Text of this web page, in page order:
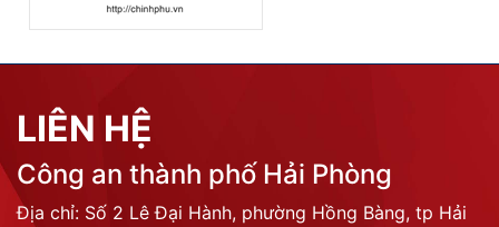
LIÊN HỆ
Công an thành phố Hải Phòng
Địa chỉ: Số 2 Lê Đại Hành, phường Hồng Bàng, tp Hải